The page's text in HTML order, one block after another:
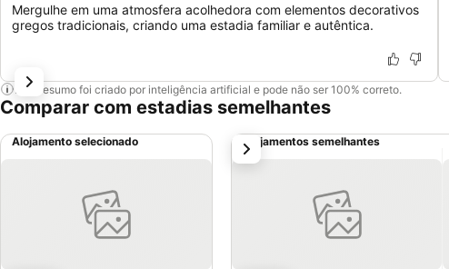
Mergulhe em uma atmosfera acolhedora com elementos decorativos
gregos tradicionais, criando uma estadia familiar e autêntica.
Este resumo foi criado por inteligência artificial e pode não ser 100% correto.
Comparar com estadias semelhantes
Alojamento selecionado Alojamentos semelhantes
próximo